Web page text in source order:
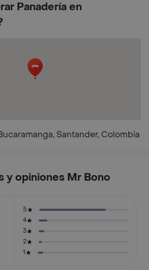
Panadería en
Santander, Colombia
y opiniones Mr Bono
5
4
3
2
1